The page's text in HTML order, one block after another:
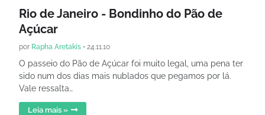
Rio de Janeiro - Bondinho do Pão de
Açúcar
por Rapha Aretakis • 24.11.10
O passeio do Pão de Açúcar foi muito legal, uma pena ter
sido num dos dias mais nublados que pegamos por lá.
Vale ressalta…
Leia mais »